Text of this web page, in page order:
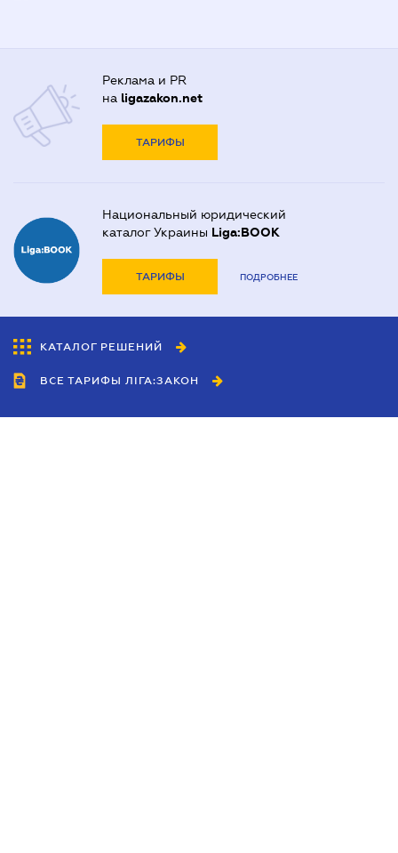
Реклама и PR
на ligazakon.net
ТАРИФЫ
Национальный юридический
каталог Украины Liga:BOOK
ТАРИФЫ ПОДРОБНЕЕ
КАТАЛОГ РЕШЕНИЙ
ВСЕ ТАРИФЫ ЛІГА:ЗАКОН